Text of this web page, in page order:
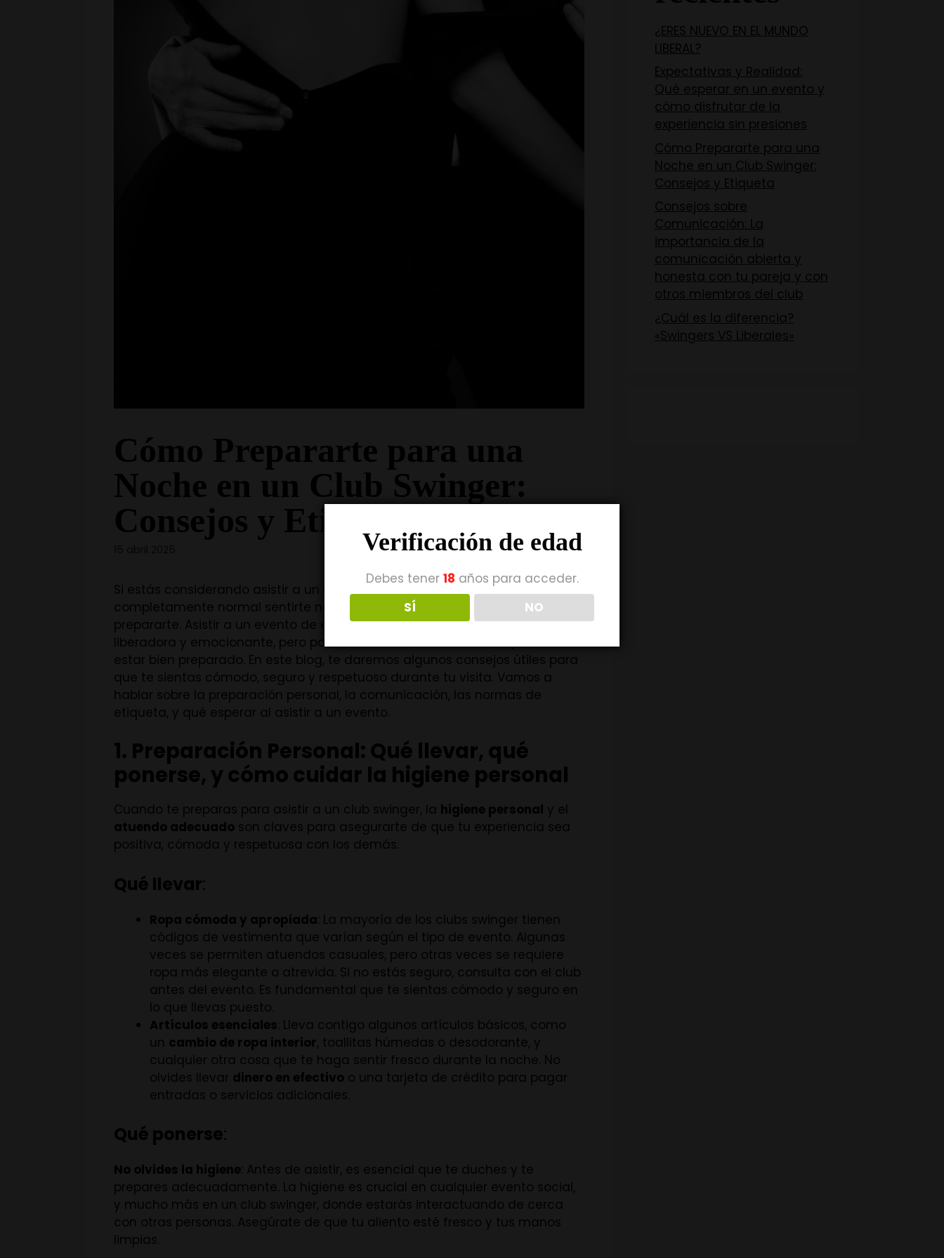
Cómo Prepararte para una
Noche en un Club Swinger:
Consejos y Etiqueta
Si estás considerando asistir a un club swinger por primera vez, es
completamente normal sentirte nervioso o tener dudas sobre cómo
prepararte. Asistir a un evento de este tipo puede ser una experiencia
liberadora y emocionante, pero para disfrutarla al máximo, es importante
estar bien preparado. En este blog, te daremos algunos consejos útiles para
que te sientas cómodo, seguro y respetuoso durante tu visita. Vamos a
hablar sobre la preparación personal, la comunicación, las normas de
etiqueta, y qué esperar al asistir a un evento.
1. Preparación Personal: Qué llevar, qué
ponerse, y cómo cuidar la higiene personal
Cuando te preparas para asistir a un club swinger, la higiene personal y el
atuendo adecuado son claves para asegurarte de que tu experiencia sea
positiva, cómoda y respetuosa con los demás.
Qué llevar:
Ropa cómoda y apropiada : La mayoría de los clubs swinger tienen
códigos de vestimenta que varían según el tipo de evento. Algunas
veces se permiten atuendos casuales, pero otras veces se requiere
ropa más elegante o atrevida. Si no estás seguro, consulta con el club
antes del evento. Es fundamental que te sientas cómodo y seguro en
lo que llevas puesto.
Artículos esenciales : Lleva contigo algunos artículos básicos, como
un cambio de ropa interior, toallitas húmedas o desodorante, y
cualquier otra cosa que te haga sentir fresco durante la noche. No
olvides llevar dinero en efectivo o una tarjeta de crédito para pagar
entradas o servicios adicionales.
Qué ponerse:
No olvides la higiene : Antes de asistir, es esencial que te duches y te
prepares adecuadamente. La higiene es crucial en cualquier evento social,
y mucho más en un club swinger, donde estarás interactuando de cerca
con otras personas. Asegúrate de que tu aliento esté fresco y tus manos
limpias.
¿ERES NUEVO EN EL MUNDO
LIBERAL?
Expectativas y Realidad:
Qué esperar en un evento y
cómo disfrutar de la
experiencia sin presiones
Cómo Prepararte para una
Noche en un Club Swinger:
Consejos y Etiqueta
Consejos sobre
Comunicación: La
importancia de la
comunicación abierta y
honesta con tu pareja y con
otros miembros del club
¿Cuál es la diferencia?
«Swingers VS Liberales»
Verificación de edad
Debes tener 18 años para acceder.
SÍ
NO